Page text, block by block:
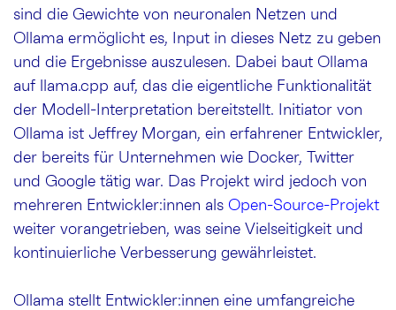
sind die Gewichte von neuronalen Netzen und
Ollama ermöglicht es, Input in dieses Netz zu geben
und die Ergebnisse auszulesen. Dabei baut Ollama
auf llama.cpp auf, das die eigentliche Funktionalität
der Modell-Interpretation bereitstellt. Initiator von
Ollama ist Jeffrey Morgan, ein erfahrener Entwickler,
der bereits für Unternehmen wie Docker, Twitter
und Google tätig war. Das Projekt wird jedoch von
mehreren Entwickler:innen als Open-Source-Projekt
weiter vorangetrieben, was seine Vielseitigkeit und
kontinuierliche Verbesserung gewährleistet.
Ollama stellt Entwickler:innen eine umfangreiche